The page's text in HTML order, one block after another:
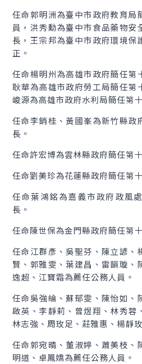
任命郭明洲為臺中市政府教育局
員，洪秀勳為臺中市食品藥物安
長，王宗邦為臺中市政府環境保
正。
任命楊明州為高雄市政府簡任第
耿華為高雄市政府勞工局簡任第
峻源為高雄市政府水利局簡任第
任命李銷桂、黃國峯為新竹縣政
長。
任命許宏博為雲林縣政府簡任第
任命劉美珍為花蓮縣政府簡任第
任命葉鴻銘為嘉義市政府政風
長。
任命陳世保為金門縣政府簡任第
任命江群彥、吳聖芬、陳立諺、
賢、郭雅雯、葉建昌、雷韻璇、
逸超、江寶霜為薦任公務人員。
任命吳強綸、蘇郁雯、陳怡如、
啟英、李靜莉、曾煜翔、林秀蓉
林志強、周玫足、莊雅惠、楊靜
任命郭宛晴、董淑婷、蕭美枝、
明道、卓鳳嬌為薦任公務人員。